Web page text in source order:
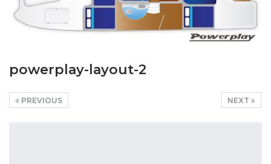
powerplay-layout-2
NEXT
PREVIOUS